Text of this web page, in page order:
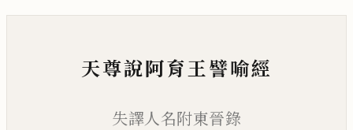
天尊說阿育王譬喻經
失譯人名附東晉錄